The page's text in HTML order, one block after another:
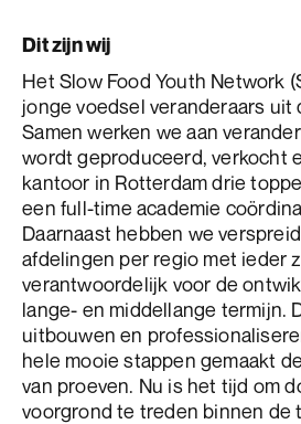
Dit zijn wij
Het Slow Food Youth Network
jonge voedsel veranderaars
Samen werken we aan
wordt geproduceerd, verkocht
kantoor in Rotterdam drie
een full-time academie
Daarnaast hebben we
afdelingen per regio met ieder
verantwoordelijk voor de
lange- en middellange termijn.
uitbouwen en
hele mooie stappen gemaakt
van proeven. Nu is het tijd om
voorgrond te treden binnen de